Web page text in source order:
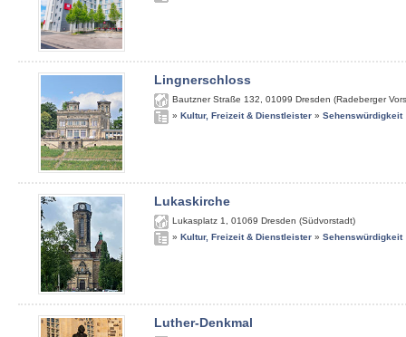
Lingnerschloss
Bautzner Straße 132 01099 Dresden (Radeberger
» Kultur, Freizeit & Dienstleister » Sehenswürdigkeit
Lukaskirche
Lukasplatz 1 01069 Dresden (Südvorstadt)
» Kultur, Freizeit & Dienstleister » Sehenswürdigkeit
Luther-Denkmal